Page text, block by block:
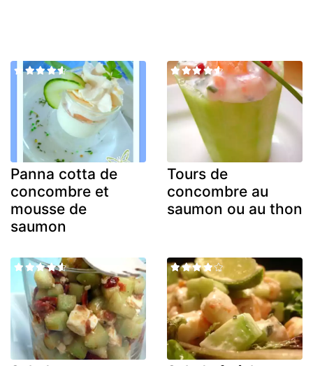
Panna cotta de
concombre et
mousse de
saumon
Tours de
concombre au
saumon ou au thon